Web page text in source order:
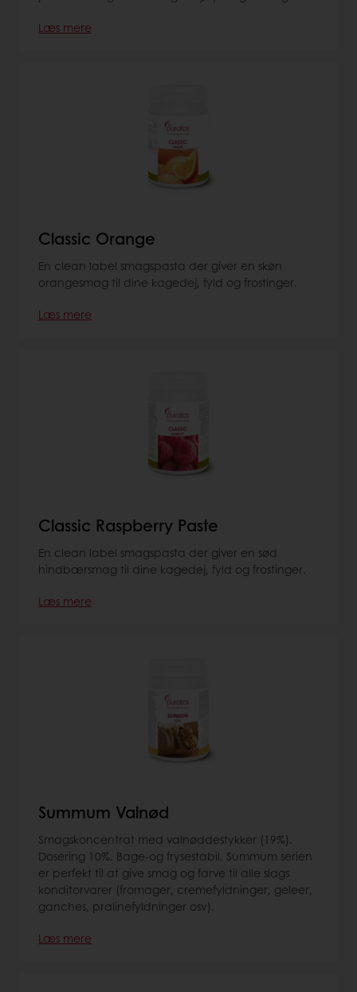
Læs mere
Classic Orange
En clean label smagspasta der giver en skøn
orangesmag til dine kagedej, fyld og frostinger.
Læs mere
Classic Raspberry Paste
En clean label smagspasta der giver en sød
hindbærsmag til dine kagedej, fyld og frostinger.
Læs mere
Summum Valnød
Smagskoncentrat med valnøddestykker (19%).
Dosering 10%. Bage-og frysestabil. Summum serien
er perfekt til at give smag og farve til alle slags
konditorvarer (fromager, cremefyldninger, geleer,
ganches, pralinefyldninger osv).
Læs mere